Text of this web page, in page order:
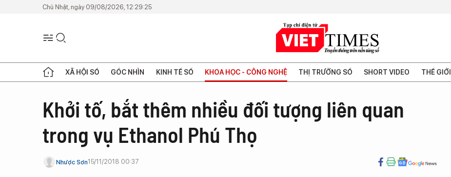
Chủ Nhật, ngày 09/08/2026, 12:29:25
XÃ HỘI SỐ GÓC NHÌN KINH TẾ SỐ KHOA HỌC - CÔNG NGHỆ THỊ TRƯỜNG SỐ SHORT VIDEO THẾ GIỚI
Khởi tố, bắt thêm nhiều đối tượng liên quan
trong vụ Ethanol Phú Thọ
Nhược Sơn15/11/2018 00:37